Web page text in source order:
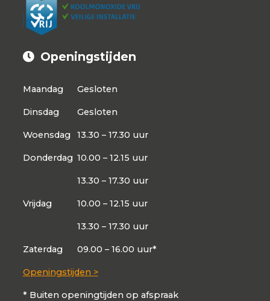
Openingstijden
Maandag Gesloten
Dinsdag Gesloten
Woensdag 13.30 – 17.30 uur
Donderdag 10.00 – 12.15 uur
13.30 – 17.30 uur
Vrijdag 10.00 – 12.15 uur
13.30 – 17.30 uur
Zaterdag 09.00 – 16.00 uur*
Openingstijden >
* Buiten openingtijden op afspraak